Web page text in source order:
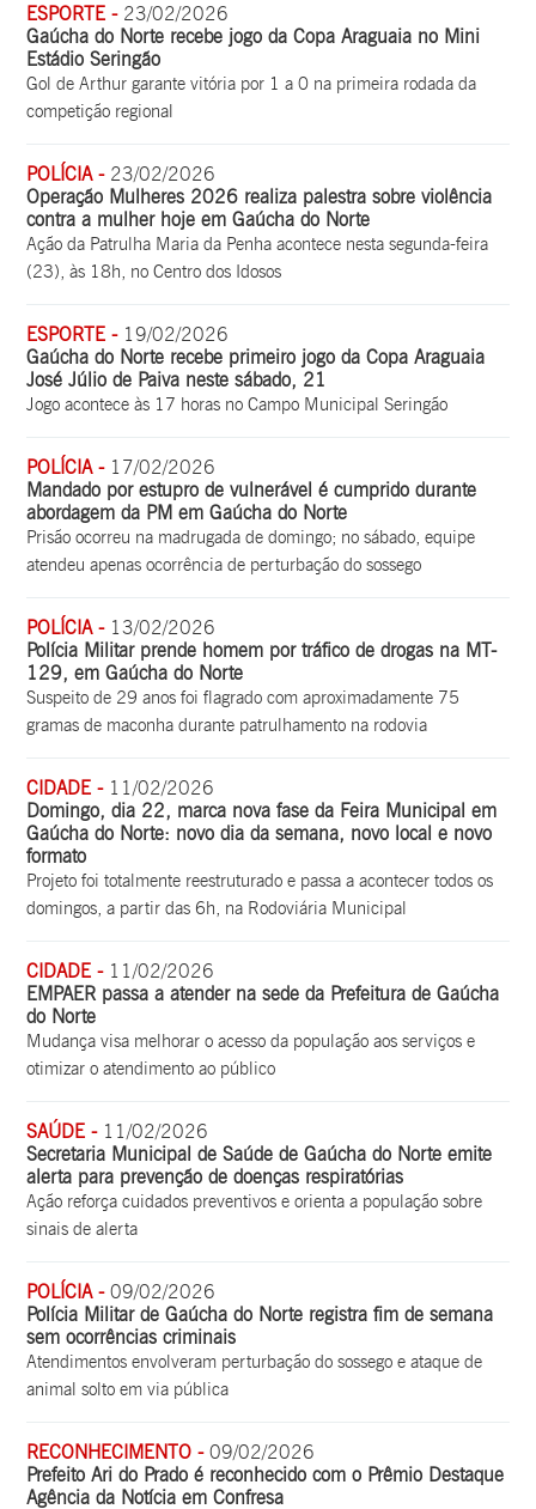
ESPORTE - 23/02/2026
Gaúcha do Norte recebe jogo da Copa Araguaia no Mini
Estádio Seringão
Gol de Arthur garante vitória por 1 a 0 na primeira rodada da
competição regional
POLÍCIA - 23/02/2026
Operação Mulheres 2026 realiza palestra sobre violência
contra a mulher hoje em Gaúcha do Norte
Ação da Patrulha Maria da Penha acontece nesta segunda-feira
(23), às 18h, no Centro dos Idosos
ESPORTE - 19/02/2026
Gaúcha do Norte recebe primeiro jogo da Copa Araguaia
José Júlio de Paiva neste sábado, 21
Jogo acontece às 17 horas no Campo Municipal Seringão
POLÍCIA - 17/02/2026
Mandado por estupro de vulnerável é cumprido durante
abordagem da PM em Gaúcha do Norte
Prisão ocorreu na madrugada de domingo; no sábado, equipe
atendeu apenas ocorrência de perturbação do sossego
POLÍCIA - 13/02/2026
Polícia Militar prende homem por tráfico de drogas na MT-
129, em Gaúcha do Norte
Suspeito de 29 anos foi flagrado com aproximadamente 75
gramas de maconha durante patrulhamento na rodovia
CIDADE - 11/02/2026
Domingo, dia 22, marca nova fase da Feira Municipal em
Gaúcha do Norte: novo dia da semana, novo local e novo
formato
Projeto foi totalmente reestruturado e passa a acontecer todos os
domingos, a partir das 6h, na Rodoviária Municipal
CIDADE - 11/02/2026
EMPAER passa a atender na sede da Prefeitura de Gaúcha
do Norte
Mudança visa melhorar o acesso da população aos serviços e
otimizar o atendimento ao público
SAÚDE - 11/02/2026
Secretaria Municipal de Saúde de Gaúcha do Norte emite
alerta para prevenção de doenças respiratórias
Ação reforça cuidados preventivos e orienta a população sobre
sinais de alerta
POLÍCIA -09/02/2026
Polícia Militar de Gaúcha do Norte registra fim de semana
sem ocorrências criminais
Atendimentos envolveram perturbação do sossego e ataque de
animal solto em via pública
RECONHECIMENTO -09/02/2026
Prefeito Ari do Prado é reconhecido com o Prêmio Destaque
Agência da Notícia em Confresa